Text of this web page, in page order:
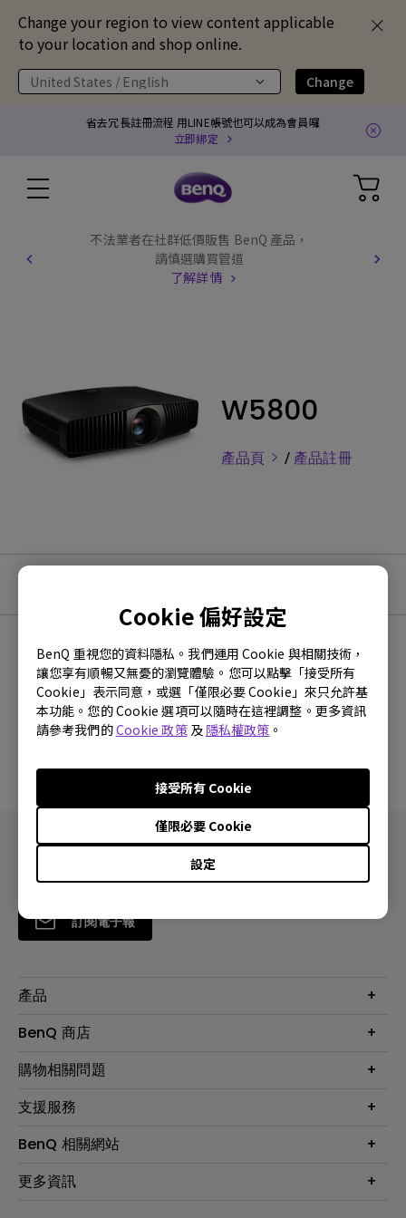
Change your region to view content applicable
to your location and shop online.
United States / English Change
Cookie 偏好設定
BenQ 重視您的資料隱私。我們運用 Cookie 與相關技術，
讓您享有順暢又無憂的瀏覽體驗。您可以點擊「接受所有
Cookie」表示同意，或選「僅限必要 Cookie」來只允許基
本功能。您的 Cookie 選項可以隨時在這裡調整。更多資訊
請參考我們的Cookie 政策及 隱私權政策 。
設定
僅限必要 Cookie
接受所有 Cookie
省去冗長註冊流程 用LINE帳號也可以成為會員囉
立即綁定
不法業者在社群低價販售 BenQ 產品，
請慎選購買管道
了解詳情
W5800
產品頁 / 產品註冊
0 個結果 最新
沒有常見問題的影片
訂閱電子報
產品
大型液晶
投影機
智慧照明
專業拍物視訊鏡頭
BenQ 商店
最新產品與活動
尋找銷售據點
會員綁定LINE教學
購物相關問題
第一次購物就上手
延長保固購買
贈品兌換網站首頁
支援服務
服務公告
保固條例
BenQ 相關網站
專業商用解決方案
更多資訊